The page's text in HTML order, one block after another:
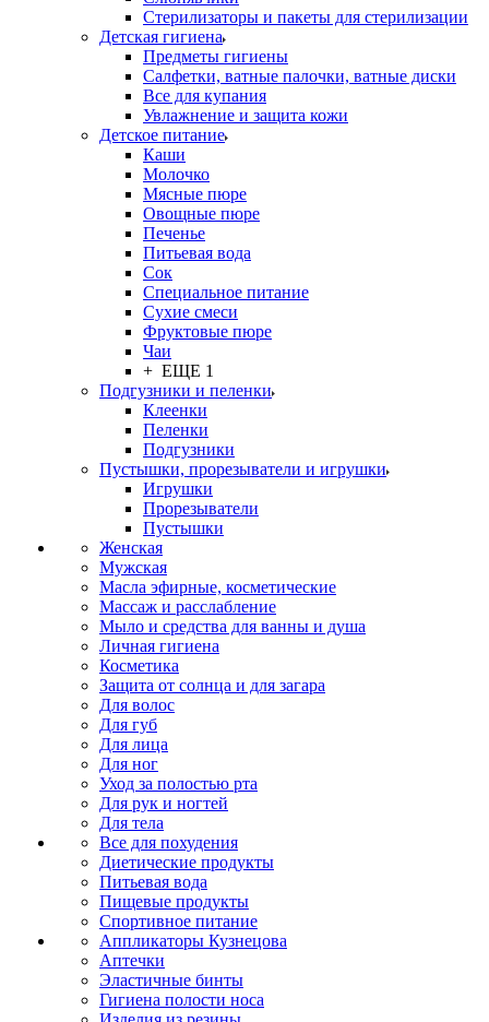
Стерилизаторы и пакеты для стерилизации
Детская гигиена
Предметы гигиены
Салфетки, ватные палочки, ватные диски
Все для купания
Увлажнение и защита кожи
Детское питание
Каши
Молочко
Мясные пюре
Овощные пюре
Печенье
Питьевая вода
Сок
Специальное питание
Сухие смеси
Фруктовые пюре
Чаи
+ ЕЩЕ 1
Подгузники и пеленки
Клеенки
Пеленки
Подгузники
Пустышки, прорезыватели и игрушки
Игрушки
Прорезыватели
Пустышки
Женская
Мужская
Масла эфирные, косметические
Массаж и расслабление
Мыло и средства для ванны и душа
Личная гигиена
Косметика
Защита от солнца и для загара
Для волос
Для губ
Для лица
Для ног
Уход за полостью рта
Для рук и ногтей
Для тела
Все для похудения
Диетические продукты
Питьевая вода
Пищевые продукты
Спортивное питание
Аппликаторы Кузнецова
Аптечки
Эластичные бинты
Гигиена полости носа